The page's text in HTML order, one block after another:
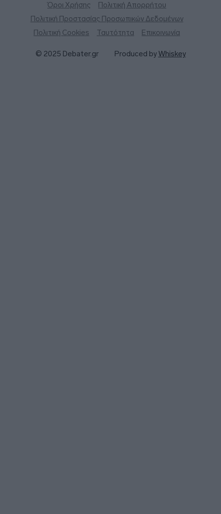
Όροι Χρήσης
Πολιτική Απορρήτου
Πολιτική Προστασίας Προσωπικών Δεδομένων
Πολιτική Cookies
Ταυτότητα Επικοινωνία
© 2025 Debater.gr Produced byWhiskey